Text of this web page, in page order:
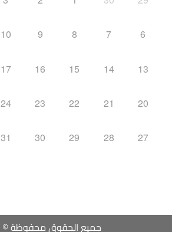
6
7
8
9
10
13
14
15
16
17
20
21
22
23
24
27
28
29
30
31
جميع الحقوق محفوظة © 2024